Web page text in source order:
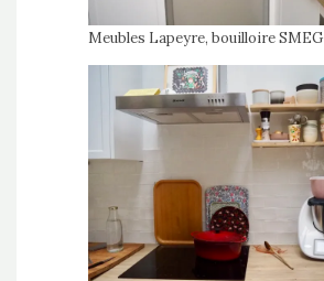
Meubles Lapeyre, bouilloire SMEG